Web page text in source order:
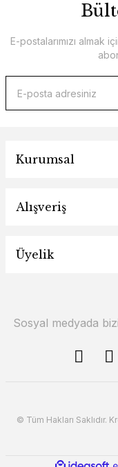
E-postalarımızı
Kurumsal
Alışveriş
Üyelik
Sosyal medyada
© Tüm Hakları Saklıdır.